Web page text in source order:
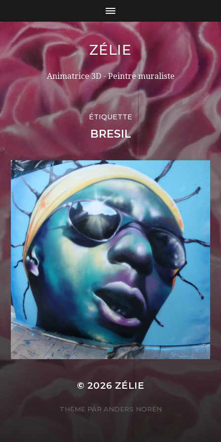
ZÉLIE
Animatrice 3D - Peintre muraliste
ÉTIQUETTE
BRESIL
© 2026 ZÉLIE
THÈME PAR ANDERS NORÉN